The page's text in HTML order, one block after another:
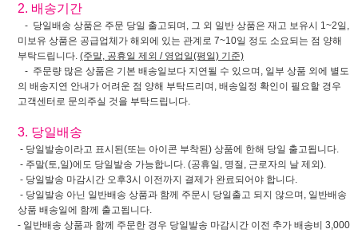
2. 배송기간
- 당일배송 상품은 주문 당일 출고되며, 그 외 일반 상품은 재고 보유시 1~2일,
미보유 상품은 공급업체가 해외에 있는 관계로 7~10일 정도 소요되는 점 양해
부탁드립니다. (주말, 공휴일 제외 / 영업일(평일) 기준)
- 주문량 많은 상품은 기본 배송일보다 지연될 수 있으며, 일부 상품 외에 별도
의 배송지연 안내가 어려운 점 양해 부탁드리며, 배송일정 확인이 필요할 경우
고객센터로 문의주실 것을 부탁드립니다.
3. 당일배송
- 당일발송이라고 표시된(또는 아이콘 부착된) 상품에 한해 당일 출고됩니다.
- 주말(토,일)에도 당일발송 가능합니다. (공휴일, 명절, 근로자의 날 제외).
- 당일발송 마감시간 오후3시 이전까지 결제가 완료되어야 합니다.
- 당일발송 아닌 일반배송 상품과 함께 주문시 당일출고 되지 않으며, 일반배송
상품 배송일에 함께 출고됩니다.
- 일반배송 상품과 함께 주문한 경우 당일발송 마감시간 이전 추가 배송비 3,000